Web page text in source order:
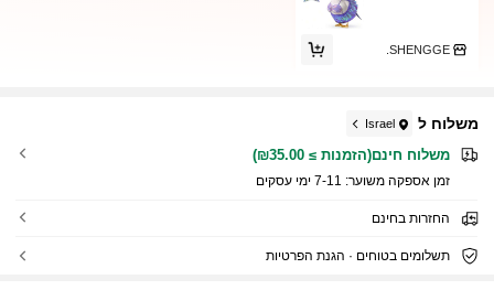
SHENGGE.
משלוח ל Israel
משלוח חינם(הזמנות ≥ ₪35.00)
זמן אספקה ​​משוער: 7-11 ימי עסקים
החזרות בחינם
תשלומים בטוחים · הגנת הפרטיות